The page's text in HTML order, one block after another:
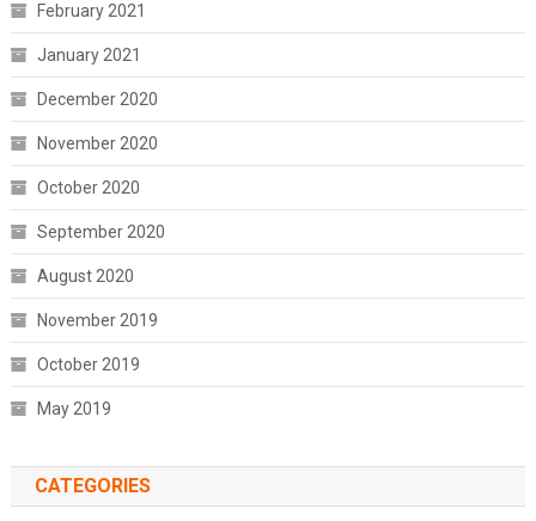
February 2021
January 2021
December 2020
November 2020
October 2020
September 2020
August 2020
November 2019
October 2019
May 2019
CATEGORIES